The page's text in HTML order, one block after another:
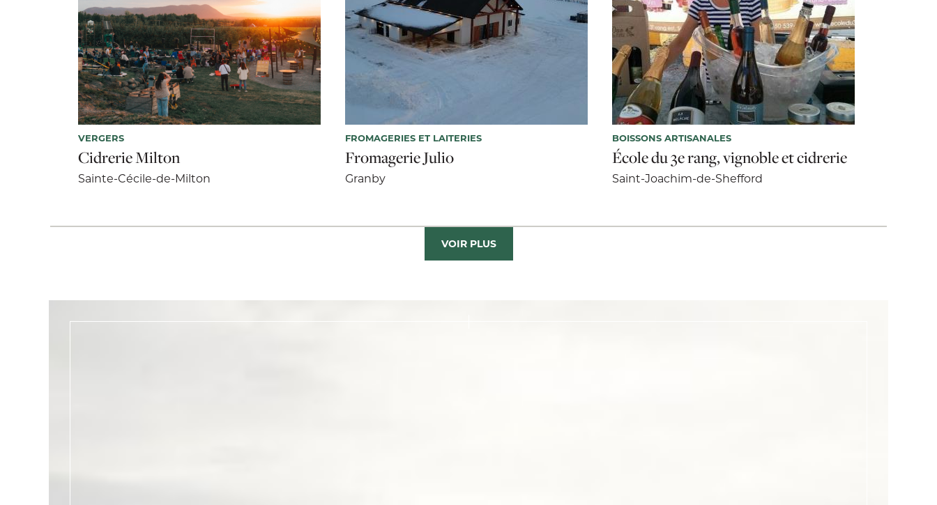
VERGERS
Cidrerie Milton
Sainte-Cécile-de-Milton
FROMAGERIES ET LAITERIES
Fromagerie Julio
Granby
BOISSONS ARTISANALES
École du 3e rang, vignoble et cidrerie
Saint-Joachim-de-Shefford
VOIR PLUS